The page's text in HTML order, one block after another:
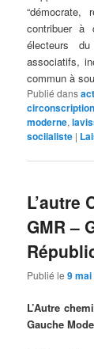
“démocrate,
contribuer à
électeurs
associatifs,
commun à
Publié dans
circonscription
moderne,
sociialiste |
L’autre
GMR –
Publié le9
L’Autre
Gauche